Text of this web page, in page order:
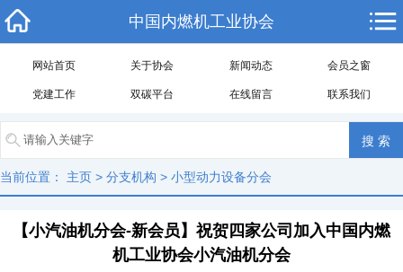
中国内燃机工业协会
网站首页 关于协会 新闻动态 会员之窗
党建工作 双碳平台 在线留言 联系我们
当前位置： 主页 > 分支机构 > 小型动力设备分会
【小汽油机分会-新会员】祝贺四家公司加入中国内燃
机工业协会小汽油机分会